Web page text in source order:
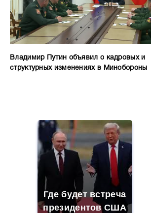
Владимир Путин объявил о кадровых и
структурных изменениях в Минобороны
Где будет встреча
президентов США